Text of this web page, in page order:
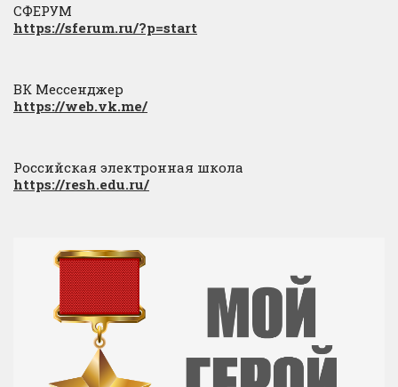
СФЕРУМ
https://sferum.ru/?p=start
ВК Мессенджер
https://web.vk.me/
Российская электронная школа
https://resh.edu.ru/